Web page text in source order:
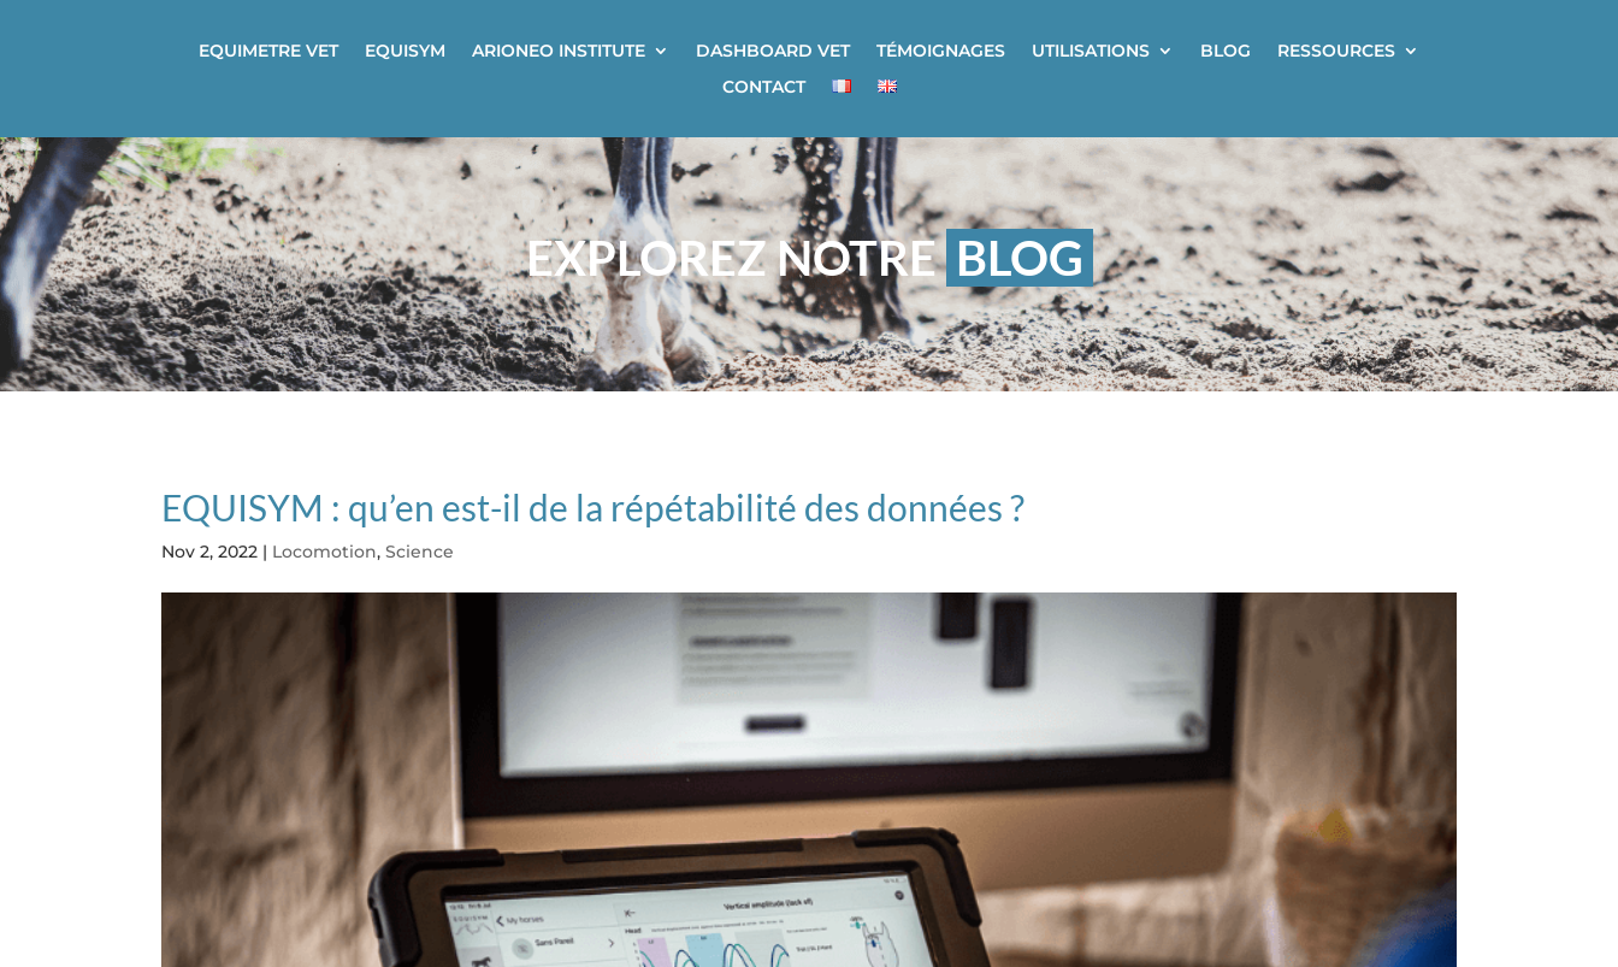
EQUIMETRE VET EQUISYM ARIONEO INSTITUTE DASHBOARD VET TÉMOIGNAGES UTILISATIONS BLOG
RESSOURCES
CONTACT
EXPLOREZ NOTREBLOG
EQUISYM : qu’en est-il de la répétabilité des données ?
Nov 2, 2022 | Locomotion,Science